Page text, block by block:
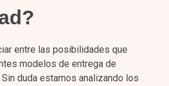
entre las posibilidades que
modelos de entrega de
duda estamos analizando los